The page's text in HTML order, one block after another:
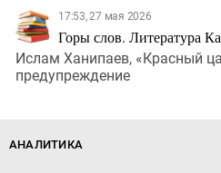
17:53, 27 мая 2026
Горы слов. Литература
Ислам Ханипаев, «Красный
предупреждение
АНАЛИТИКА